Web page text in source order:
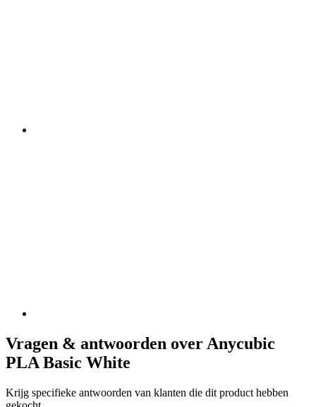
Vragen & antwoorden over Anycubic
PLA Basic White
Krijg specifieke antwoorden van klanten die dit product hebben